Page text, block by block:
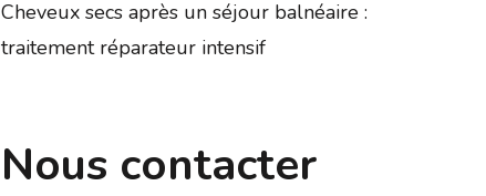
Cheveux secs après un séjour balnéaire :
traitement réparateur intensif
Nous contacter